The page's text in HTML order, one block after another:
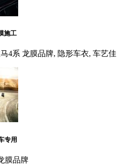
施工
4系 龙膜品牌, 隐形车衣, 车艺佳
专用
膜品牌